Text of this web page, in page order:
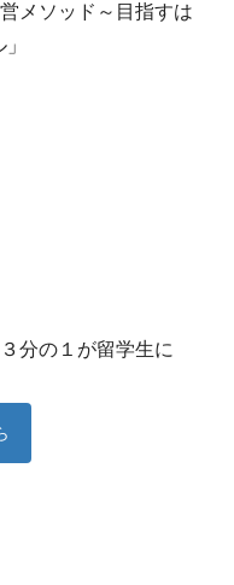
メソッド～目指すは
分の１が留学生に